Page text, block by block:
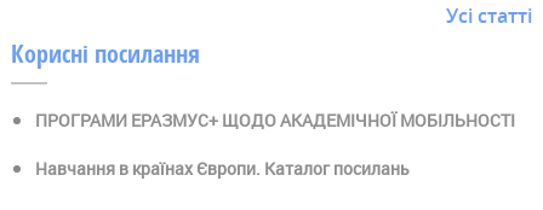
Усі статті
Корисні посилання
ПРОГРАМИ ЕРАЗМУС+ ЩОДО АКАДЕМІЧНОЇ МОБІЛЬНОСТІ
Навчання в країнах Європи. Каталог посилань